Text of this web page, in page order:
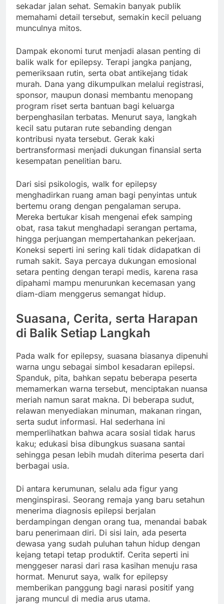
sekadar jalan sehat. Semakin banyak publik
memahami detail tersebut, semakin kecil peluang
munculnya mitos.
Dampak ekonomi turut menjadi alasan penting di
balik walk for epilepsy. Terapi jangka panjang,
pemeriksaan rutin, serta obat antikejang tidak
murah. Dana yang dikumpulkan melalui registrasi,
sponsor, maupun donasi membantu menopang
program riset serta bantuan bagi keluarga
berpenghasilan terbatas. Menurut saya, langkah
kecil satu putaran rute sebanding dengan
kontribusi nyata tersebut. Gerak kaki
bertransformasi menjadi dukungan finansial serta
kesempatan penelitian baru.
Dari sisi psikologis, walk for epilepsy
menghadirkan ruang aman bagi penyintas untuk
bertemu orang dengan pengalaman serupa.
Mereka bertukar kisah mengenai efek samping
obat, rasa takut menghadapi serangan pertama,
hingga perjuangan mempertahankan pekerjaan.
Koneksi seperti ini sering kali tidak didapatkan di
rumah sakit. Saya percaya dukungan emosional
setara penting dengan terapi medis, karena rasa
dipahami mampu menurunkan kecemasan yang
diam-diam menggerus semangat hidup.
Suasana, Cerita, serta Harapan
di Balik Setiap Langkah
Pada walk for epilepsy, suasana biasanya dipenuhi
warna ungu sebagai simbol kesadaran epilepsi.
Spanduk, pita, bahkan sepatu beberapa peserta
memamerkan warna tersebut, menciptakan nuansa
meriah namun sarat makna. Di beberapa sudut,
relawan menyediakan minuman, makanan ringan,
serta sudut informasi. Hal sederhana ini
memperlihatkan bahwa acara sosial tidak harus
kaku; edukasi bisa dibungkus suasana santai
sehingga pesan lebih mudah diterima peserta dari
berbagai usia.
Di antara kerumunan, selalu ada figur yang
menginspirasi. Seorang remaja yang baru setahun
menerima diagnosis epilepsi berjalan
berdampingan dengan orang tua, menandai babak
baru penerimaan diri. Di sisi lain, ada peserta
dewasa yang sudah puluhan tahun hidup dengan
kejang tetapi tetap produktif. Cerita seperti ini
menggeser narasi dari rasa kasihan menuju rasa
hormat. Menurut saya, walk for epilepsy
memberikan panggung bagi narasi positif yang
jarang muncul di media arus utama.